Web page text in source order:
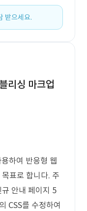
받으세요.
리싱 마크업
하여 반응형 웹
표로 합니다. 주
안내 페이지 5
CSS를 수정하여